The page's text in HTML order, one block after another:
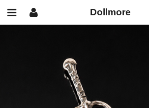
Dollmore